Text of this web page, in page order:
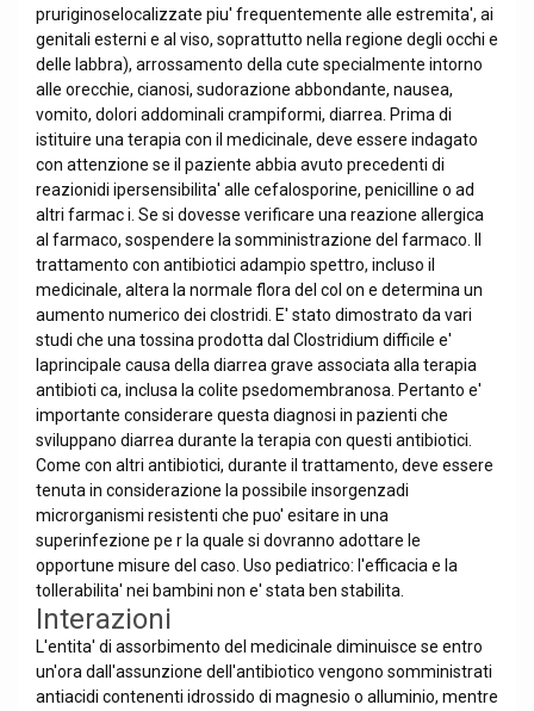
pruriginoselocalizzate piu' frequentemente alle estremita', ai
genitali esterni e al viso, soprattutto nella regione degli occhi e
delle labbra), arrossamento della cute specialmente intorno
alle orecchie, cianosi, sudorazione abbondante, nausea,
vomito, dolori addominali crampiformi, diarrea. Prima di
istituire una terapia con il medicinale, deve essere indagato
con attenzione se il paziente abbia avuto precedenti di
reazionidi ipersensibilita' alle cefalosporine, penicilline o ad
altri farmac i. Se si dovesse verificare una reazione allergica
al farmaco, sospendere la somministrazione del farmaco. Il
trattamento con antibiotici adampio spettro, incluso il
medicinale, altera la normale flora del col on e determina un
aumento numerico dei clostridi. E' stato dimostrato da vari
studi che una tossina prodotta dal Clostridium difficile e'
laprincipale causa della diarrea grave associata alla terapia
antibioti ca, inclusa la colite psedomembranosa. Pertanto e'
importante considerare questa diagnosi in pazienti che
sviluppano diarrea durante la terapia con questi antibiotici.
Come con altri antibiotici, durante il trattamento, deve essere
tenuta in considerazione la possibile insorgenzadi
microrganismi resistenti che puo' esitare in una
superinfezione pe r la quale si dovranno adottare le
opportune misure del caso. Uso pediatrico: l'efficacia e la
tollerabilita' nei bambini non e' stata ben stabilita.
Interazioni
L'entita' di assorbimento del medicinale diminuisce se entro
un'ora dall'assunzione dell'antibiotico vengono somministrati
antiacidi contenenti idrossido di magnesio o alluminio, mentre